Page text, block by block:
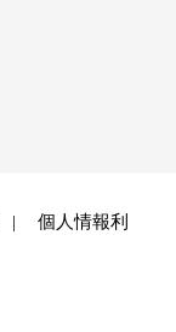
個人情報利